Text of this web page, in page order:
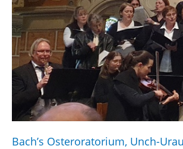
Bach’s Osteroratorium, Unch-